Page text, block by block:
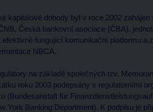
kapitálové dohody byl v roce 2002
Česká bankovní asociace (ČBA),
efektivně fungující komunikační platformu a
NBCA.
na základě společných tzv.
roku 2003 podepsány s regulatorními
(Bundesanstalt für
York Banking Department). K podpisu je